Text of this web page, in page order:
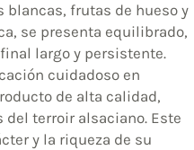
frutas de hueso y
se presenta equilibrado,
largo y persistente.
cuidadoso en
de alta calidad,
terroir alsaciano. Este
y la riqueza de su